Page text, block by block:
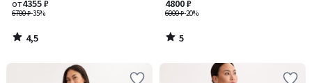
трикотажа пике
6700 ₽-35%
от4355 ₽
4,5
/
6000 ₽-20%
4800 ₽
5
/